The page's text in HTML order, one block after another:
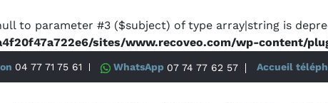
to parameter #3 ($subject) of type array|string is
sites/www.recoveo.com/wp-content/
04 77 71 75 61 WhatsApp 07 74 77 62 57 Accueil